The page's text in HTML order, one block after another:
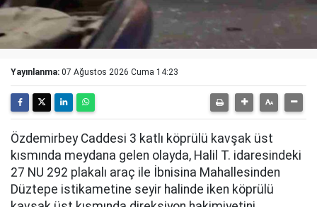
Yayınlanma: 07 Ağustos 2026 Cuma 14:23
Özdemirbey Caddesi 3 katlı köprülü kavşak üst
kısmında meydana gelen olayda, Halil T. idaresindeki
27 NU 292 plakalı araç ile İbnisina Mahallesinden
Düztepe istikametine seyir halinde iken köprülü